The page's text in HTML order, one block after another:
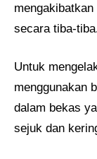
secara tiba-
Untuk
menggunakan
dalam bekas
sejuk dan